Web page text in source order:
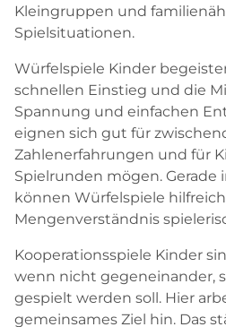
Kleingruppen und
Spielsituationen.
Würfelspiele Kinder
schnellen Einstieg und die
Spannung und einfachen
eignen sich gut für
Zahlenerfahrungen und für
Spielrunden mögen. Gerade
können Würfelspiele
Mengenverständnis
Kooperationsspiele Kinder
wenn nicht gegeneinander,
gespielt werden soll. Hier
gemeinsames Ziel hin. Das